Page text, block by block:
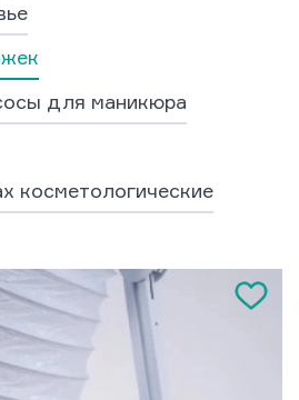
для маникюра
косметологические